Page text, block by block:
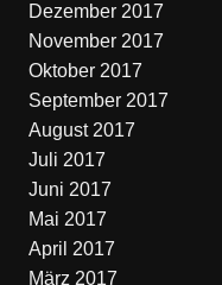
Dezember 2017
November 2017
Oktober 2017
September 2017
August 2017
Juli 2017
Juni 2017
Mai 2017
April 2017
März 2017